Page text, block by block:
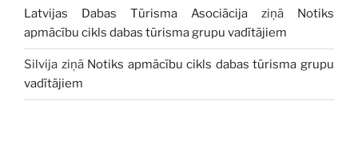
Latvijas Dabas Tūrisma Asociācija ziņā Notiks
apmācību cikls dabas tūrisma grupu vadītājiem
Silvija ziņā Notiks apmācību cikls dabas tūrisma grupu
vadītājiem